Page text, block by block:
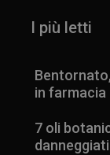
I più letti
in farmacia
7 oli
danneggiati
_ga